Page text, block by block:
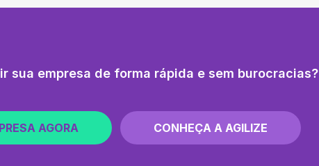
sua empresa de forma rápida e sem burocracias?
AGORA CONHEÇA A AGILIZE